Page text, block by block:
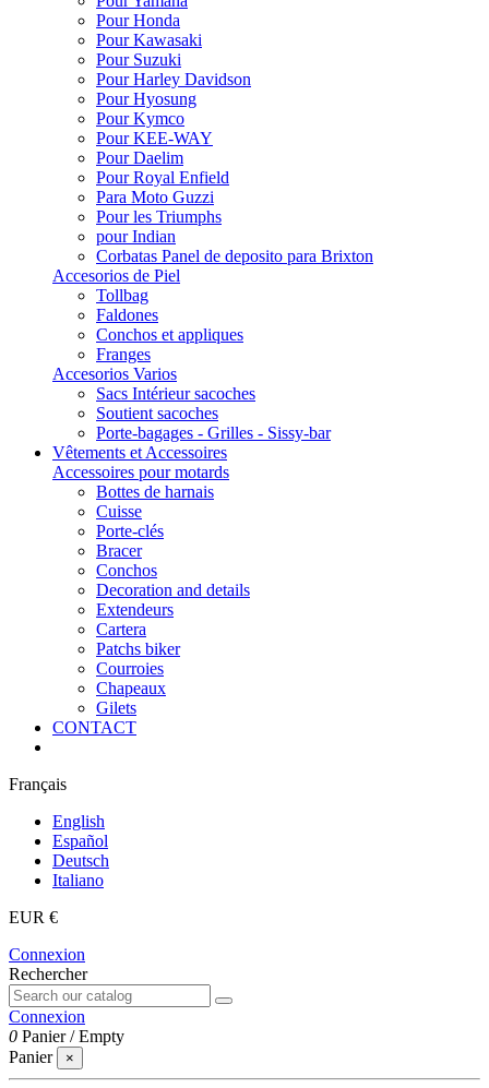
Pour Honda
Pour Kawasaki
Pour Suzuki
Pour Harley Davidson
Pour Hyosung
Pour Kymco
Pour KEE-WAY
Pour Daelim
Pour Royal Enfield
Para Moto Guzzi
Pour les Triumphs
pour Indian
Corbatas Panel de deposito para Brixton
Accesorios de Piel
Tollbag
Faldones
Conchos et appliques
Franges
Accesorios Varios
Sacs Intérieur sacoches
Soutient sacoches
Porte-bagages - Grilles - Sissy-bar
Vêtements et Accessoires
Accessoires pour motards
Bottes de harnais
Cuisse
Porte-clés
Bracer
Conchos
Decoration and details
Extendeurs
Cartera
Patchs biker
Courroies
Chapeaux
Gilets
CONTACT
Français
English
Español
Deutsch
Italiano
EUR €
Connexion
Rechercher
Connexion
0 Panier /Empty
Panier
×